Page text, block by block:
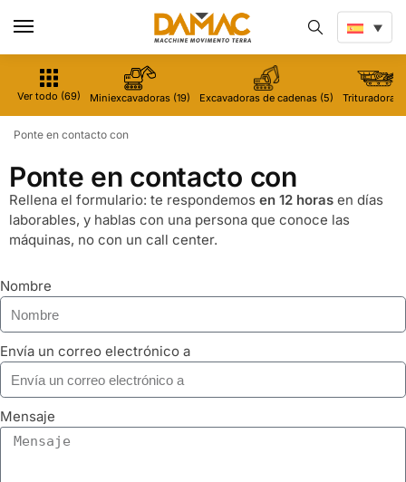
Ver todo (69) Miniexcavadoras (19) Excavadoras de cadenas (5) Trituradoras
Ponte en contacto con
Ponte en contacto con
Rellena el formulario: te respondemos en 12 horas en días
laborables, y hablas con una persona que conoce las
máquinas, no con un call center.
Nombre
Envía un correo electrónico a
Mensaje